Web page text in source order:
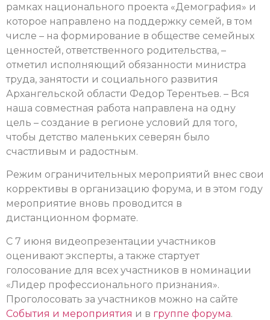
рамках национального проекта «Демография» и
которое направлено на поддержку семей, в том
числе – на формирование в обществе семейных
ценностей, ответственного родительства, –
отметил исполняющий обязанности министра
труда, занятости и социального развития
Архангельской области Федор Терентьев. – Вся
наша совместная работа направлена на одну
цель – создание в регионе условий для того,
чтобы детство маленьких северян было
счастливым и радостным.
Режим ограничительных мероприятий внес свои
коррективы в организацию форума, и в этом году
мероприятие вновь проводится в
дистанционном формате.
С 7 июня видеопрезентации участников
оценивают эксперты, а также стартует
голосование для всех участников в номинации
«Лидер профессионального признания».
Проголосовать за участников можно на сайте
События и мероприятия и в группе форума.